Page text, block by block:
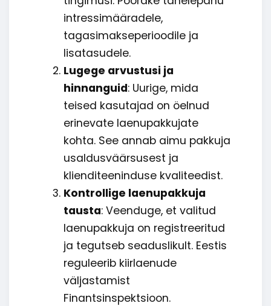
intressimääradele,
tagasimakseperioodile ja
lisatasudele.
Lugege arvustusi ja
hinnanguid: Uurige, mida
teised kasutajad on öelnud
erinevate laenupakkujate
kohta. See annab aimu pakkuja
usaldusväärsusest ja
klienditeeninduse kvaliteedist.
Kontrollige laenupakkuja
tausta: Veenduge, et valitud
laenupakkuja on registreeritud
ja tegutseb seaduslikult. Eestis
reguleerib kiirlaenude
väljastamist
Finantsinspektsioon.